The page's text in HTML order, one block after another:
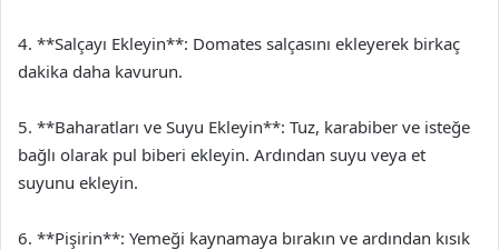
4. **Salçayı Ekleyin**: Domates salçasını ekleyerek birkaç
dakika daha kavurun.
5. **Baharatları ve Suyu Ekleyin**: Tuz, karabiber ve isteğe
bağlı olarak pul biberi ekleyin. Ardından suyu veya et
suyunu ekleyin.
6. **Pişirin**: Yemeği kaynamaya bırakın ve ardından kısık